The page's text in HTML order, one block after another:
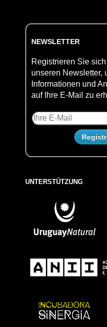
NEWSLETTER
Registrieren Sie
unseren Newsletter,
Informationen und
auf Ihre E-Mail zu
UNTERSTÜTZUNG